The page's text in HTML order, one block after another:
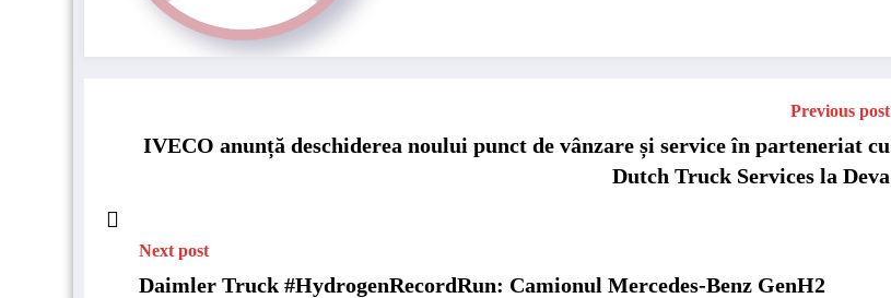
Previous post
IVECO anunță deschiderea noului punct de vânzare și service în parteneriat cu
Dutch Truck Services la Deva
Next post
Daimler Truck #HydrogenRecordRun: Camionul Mercedes-Benz GenH2